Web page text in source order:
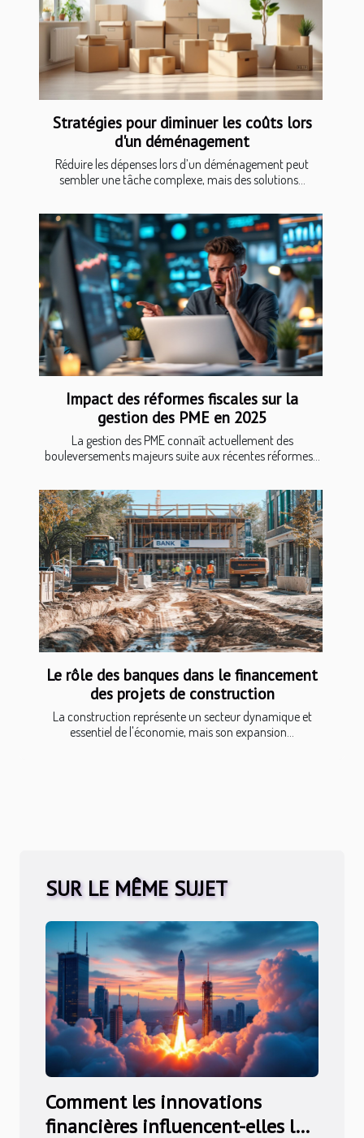
Stratégies pour diminuer les coûts lors
d'un déménagement
Réduire les dépenses lors d’un déménagement peut
sembler une tâche complexe, mais des solutions...
Impact des réformes fiscales sur la
gestion des PME en 2025
La gestion des PME connaît actuellement des
bouleversements majeurs suite aux récentes réformes...
Le rôle des banques dans le financement
des projets de construction
La construction représente un secteur dynamique et
essentiel de l'économie, mais son expansion...
SUR LE MÊME SUJET
Comment les innovations
financières influencent-elles la